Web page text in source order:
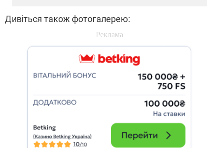
Дивіться також фотогалерею: